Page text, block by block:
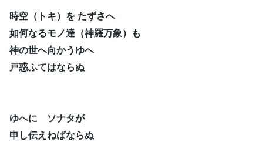
時空（トキ）を たずさへ
如何なるモノ達（神羅万象）も
神の世へ向かうゆへ
戸惑ふてはならぬ
ゆへに ソナタが
申し伝えねばならぬ